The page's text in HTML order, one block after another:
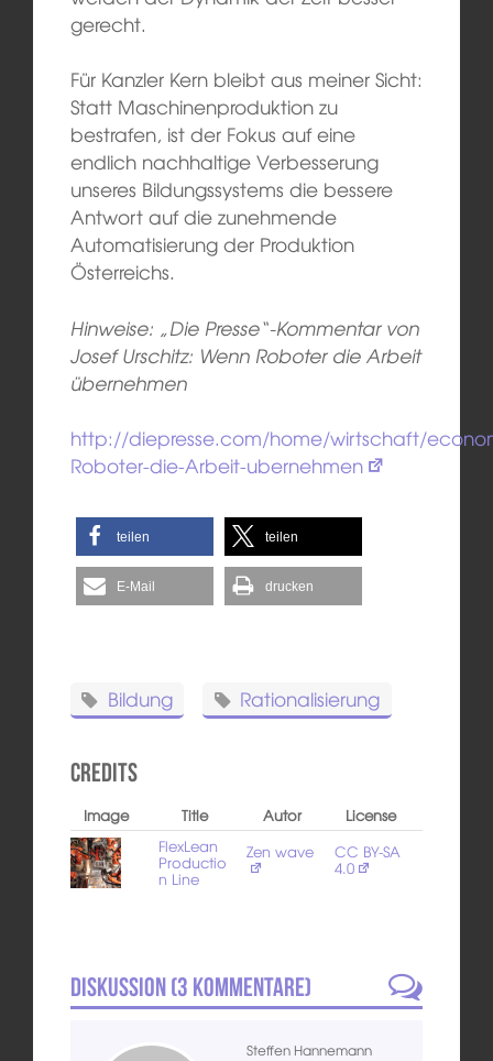
gerecht.
Für Kanzler Kern bleibt aus meiner Sicht:
Statt Maschinenproduktion zu
bestrafen, ist der Fokus auf eine
endlich nachhaltige Verbesserung
unseres Bildungssystems die bessere
Antwort auf die zunehmende
Automatisierung der Produktion
Österreichs.
Hinweise: „Die Presse“-Kommentar von
Josef Urschitz: Wenn Roboter die Arbeit
übernehmen
http://diepresse.com/home/wirtschaft/
Roboter-die-Arbeit-ubernehmen
teilen teilen
E-Mail drucken
Bildung Rationalisierung
Credits
Image Title Autor
License
FlexLean
Productio
n Line
Zen wave CC BY-SA
4.0
Diskussion (3 Kommentare)
Steffen Hannemann